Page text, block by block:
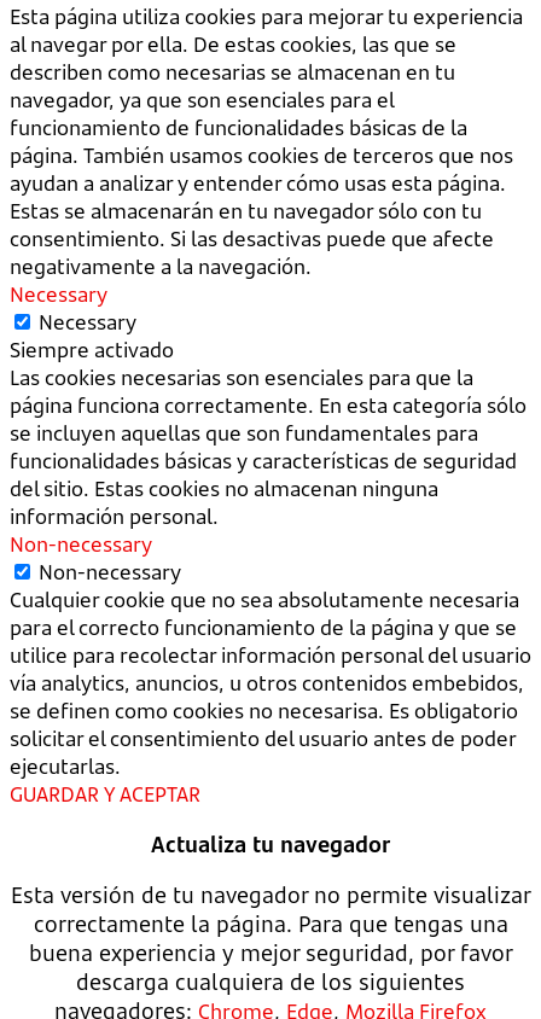
Esta página utiliza cookies para mejorar tu experiencia
al navegar por ella. De estas cookies, las que se
describen como necesarias se almacenan en tu
navegador, ya que son esenciales para el
funcionamiento de funcionalidades básicas de la
página. También usamos cookies de terceros que nos
ayudan a analizar y entender cómo usas esta página.
Estas se almacenarán en tu navegador sólo con tu
consentimiento. Si las desactivas puede que afecte
negativamente a la navegación.
Necessary
Necessary
Siempre activado
Las cookies necesarias son esenciales para que la
página funciona correctamente. En esta categoría sólo
se incluyen aquellas que son fundamentales para
funcionalidades básicas y características de seguridad
del sitio. Estas cookies no almacenan ninguna
información personal.
Non-necessary
Non-necessary
Cualquier cookie que no sea absolutamente necesaria
para el correcto funcionamiento de la página y que se
utilice para recolectar información personal del usuario
vía analytics, anuncios, u otros contenidos embebidos,
se definen como cookies no necesarisa. Es obligatorio
solicitar el consentimiento del usuario antes de poder
ejecutarlas.
GUARDAR Y ACEPTAR
Actualiza tu navegador
Esta versión de tu navegador no permite visualizar
correctamente la página. Para que tengas una
buena experiencia y mejor seguridad, por favor
descarga cualquiera de los siguientes
navegadores: Chrome, Edge, Mozilla Firefox